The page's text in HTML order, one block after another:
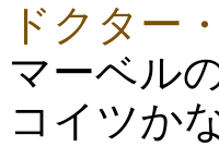
ドクター
マーベル
コイツか